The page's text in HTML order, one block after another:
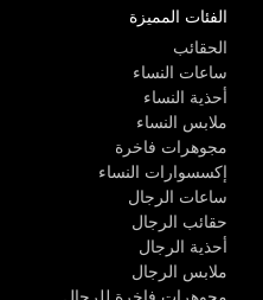
الفئات المميزة
الحقائب
ساعات النساء
أحذية النساء
ملابس النساء
مجوهرات فاخرة
إكسسوارات النساء
ساعات الرجال
حقائب الرجال
أحذية الرجال
ملابس الرجال